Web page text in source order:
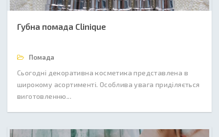
Губна помада Сlinique
Помада
Сьогодні декоративна косметика представлена в
широкому асортименті. Особлива увага приділяється
виготовленню...